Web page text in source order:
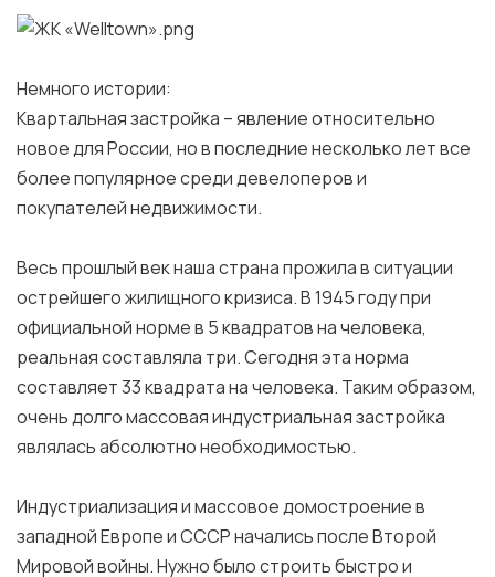
Немного истории:
Квартальная застройка – явление относительно
новое для России, но в последние несколько лет все
более популярное среди девелоперов и
покупателей недвижимости.
Весь прошлый век наша страна прожила в ситуации
острейшего жилищного кризиса. В 1945 году при
официальной норме в 5 квадратов на человека,
реальная составляла три. Сегодня эта норма
составляет 33 квадрата на человека. Таким образом,
очень долго массовая индустриальная застройка
являлась абсолютно необходимостью.
Индустриализация и массовое домостроение в
западной Европе и СССР начались после Второй
Мировой войны. Нужно было строить быстро и